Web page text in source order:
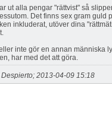
ut alla pengar "rättvist" så
Det finns sex gram guld
inkluderat, utöver dina
inte gör en annan människa
har med det att göra.
2013-04-09 15:18